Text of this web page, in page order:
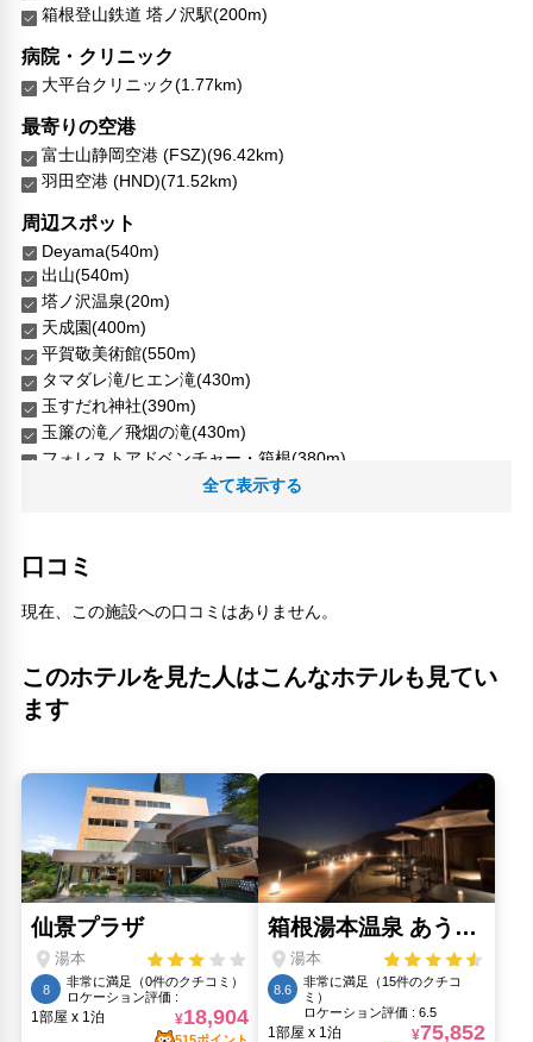
箱根登山鉄道 塔ノ沢駅(200m)
病院・クリニック
大平台クリニック(1.77km)
最寄りの空港
富士山静岡空港 (FSZ)(96.42km)
羽田空港 (HND)(71.52km)
周辺スポット
Deyama(540m)
出山(540m)
塔ノ沢温泉(20m)
天成園(400m)
平賀敬美術館(550m)
タマダレ滝/ヒエン滝(430m)
玉すだれ神社(390m)
玉簾の滝／飛烟の滝(430m)
フォレストアドベンチャー・箱根(380m)
人気スポット
仙石原(8.79km)
小田原城天守閣(5.86km)
彫刻の森美術館(4.09km)
箱根強羅公園(4.72km)
箱根ガラスの森美術館(7.83km)
箱根神社(6.92km)
箱根神社／九頭竜神社新宮(6.92km)
ポーラ美術館(7.07km)
全て表示する
口コミ
現在、この施設への口コミはありません。
このホテルを見た人はこんなホテルも見てい
ます